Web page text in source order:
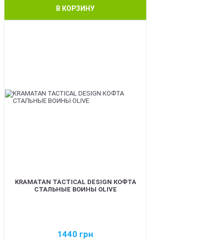
В КОРЗИНУ
KRAMATAN TACTICAL DESIGN КОФТА
СТАЛЬНЫЕ ВОИНЫ OLIVE
1440 грн